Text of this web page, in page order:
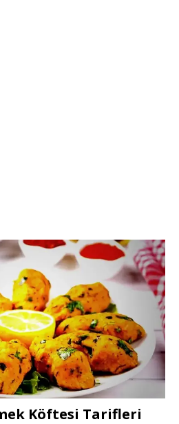
Köftesi Tarifleri